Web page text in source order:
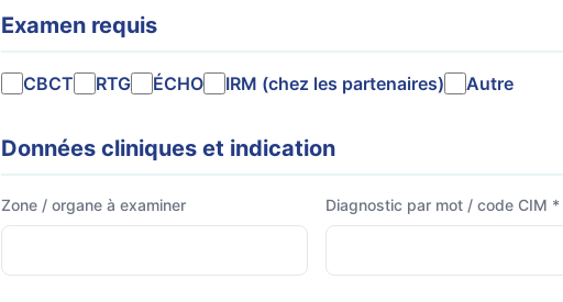
Examen requis
CBCT RTG ÉCHO IRM (chez les partenaires) Autre
Données cliniques et indication
Zone / organe à examiner Diagnostic par mot / code CIM *